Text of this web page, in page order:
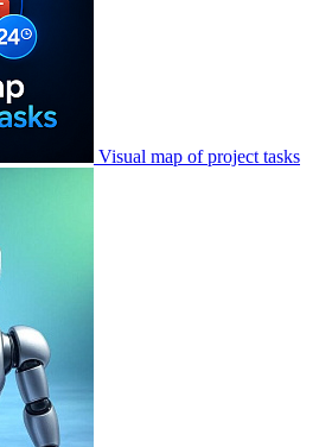
Visual map of project tasks